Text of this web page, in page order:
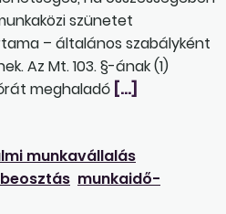
szünetet
– általános szabályként
Az Mt. 103. §-ának (1)
meghaladó […]
munkavállalás
munkaidő-